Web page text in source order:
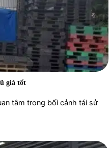
giá tốt
tâm trong bối cảnh tái sử